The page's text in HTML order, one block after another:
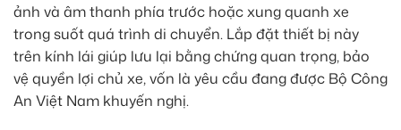
ảnh và âm thanh phía trước hoặc xung quanh xe
trong suốt quá trình di chuyển. Lắp đặt thiết bị này
trên kính lái giúp lưu lại bằng chứng quan trọng, bảo
vệ quyền lợi chủ xe, vốn là yêu cầu đang được Bộ Công
An Việt Nam khuyến nghị.